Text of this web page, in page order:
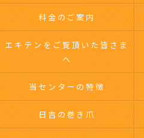
料金のご案内
エキテンをご覧頂いた皆さま
へ
当センターの特徴
日吉の巻き爪